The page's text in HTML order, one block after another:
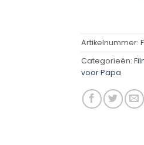
Artikelnummer:
Categorieën:
voor Papa